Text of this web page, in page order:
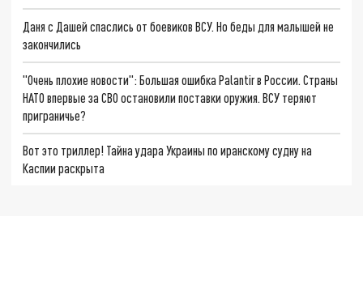
Даня с Дашей спаслись от боевиков ВСУ. Но беды для малышей не
закончились
"Очень плохие новости": Большая ошибка Palantir в России. Страны
НАТО впервые за СВО остановили поставки оружия. ВСУ теряют
приграничье?
Вот это триллер! Тайна удара Украины по иранскому судну на
Каспии раскрыта